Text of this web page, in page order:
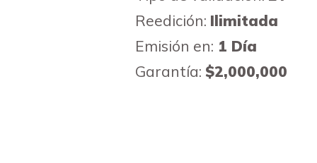
Reedición: Ilimitada
Emisión en: 1 Día
Garantía: $2,000,000